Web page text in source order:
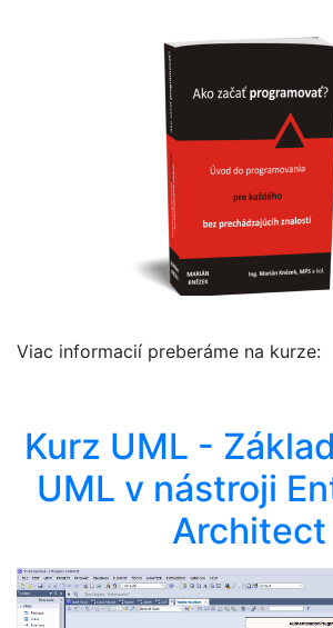
Viac informacií preberáme na kurze:
Kurz UML -
UML v nástroji
Architect